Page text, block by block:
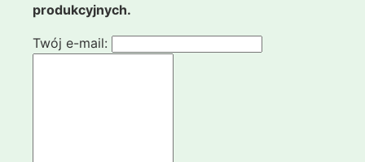
produkcyjnych.
Twój e-mail: